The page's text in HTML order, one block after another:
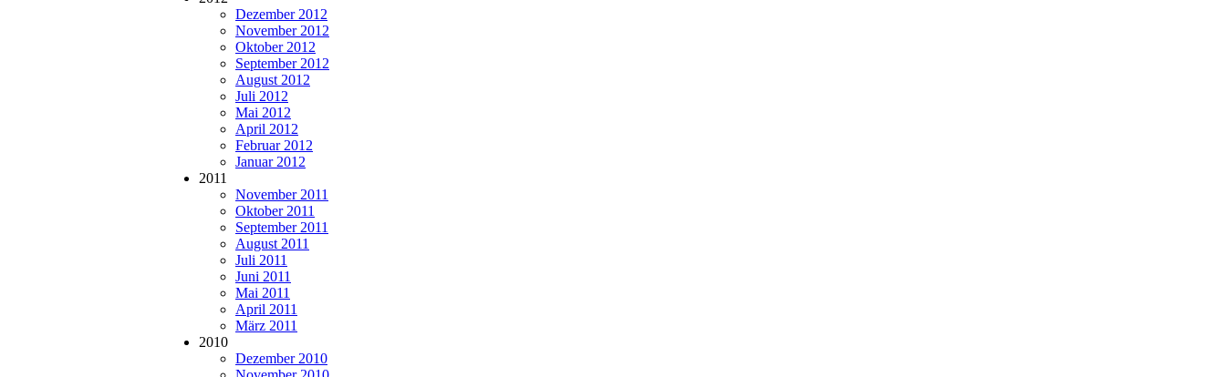
Dezember 2012
November 2012
Oktober 2012
September 2012
August 2012
Juli 2012
Mai 2012
April 2012
Februar 2012
Januar 2012
2011
November 2011
Oktober 2011
September 2011
August 2011
Juli 2011
Juni 2011
Mai 2011
April 2011
März 2011
2010
Dezember 2010